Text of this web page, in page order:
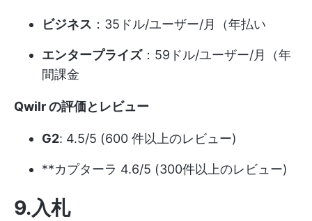
ビジネス ：35ドル/ユーザー/月（年払い
エンタープライズ：59ドル/ユーザー/月（年
間課金
Qwilr の評価とレビュー
G2: 4.5/5 (600 件以上のレビュー)
**カプターラ 4.6/5 (300件以上のレビュー)
9.入札